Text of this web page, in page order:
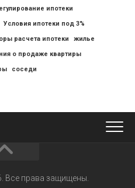
ипотеки
Условия ипотеки под 3%
расчета ипотеки
жилье
о продаже квартиры
соседи
Все права защищены.